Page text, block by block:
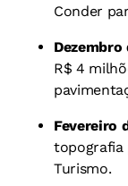
Conder
Dezembro
R$ 4
Fevereiro
topografia
Turismo.